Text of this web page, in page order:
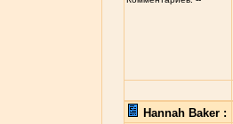
Hannah Baker :